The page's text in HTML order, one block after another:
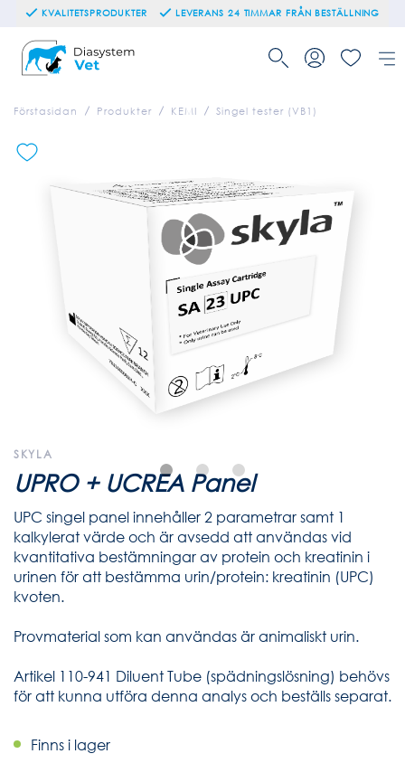
KVALITETSPRODUKTER LEVERANS 24 TIMMAR FRÅN BESTÄLLNING
Förstasidan Produkter KEMI Singel tester (VB1)
SKYLA
UPRO + UCREA Panel
UPC singel panel innehåller 2 parametrar samt 1
kalkylerat värde och är avsedd att användas vid
kvantitativa bestämningar av protein och kreatinin i
urinen för att bestämma urin/protein: kreatinin (UPC)
kvoten.
Provmaterial som kan användas är animaliskt urin.
Artikel 110-941 Diluent Tube (spädningslösning) behövs
för att kunna utföra denna analys och beställs separat.
Finns i lager